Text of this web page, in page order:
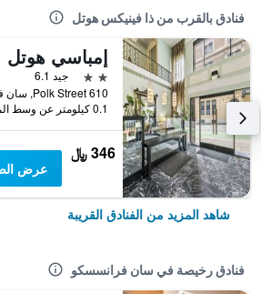
فنادق بالقرب من ذا فينيكس هوتل
إمباسي هوتل
2 نجمتين
جيد 6.1
0.1 كيلومتر عن وسط المدينة
346 ﷼
عرض
شاهد المزيد من الفنادق القريبة
فنادق رخيصة في سان فرانسسكو